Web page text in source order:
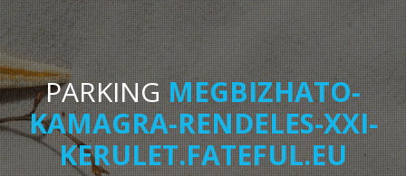
PARKINGMEGBIZHATO-
KAMAGRA-RENDELES-XXI-
KERULET.FATEFUL.EU